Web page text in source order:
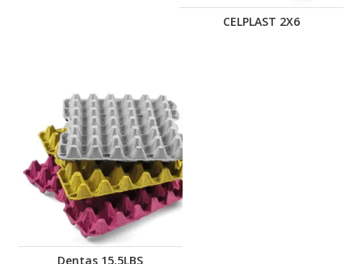
CELPLAST 2X6
Dentas 15,5LBS